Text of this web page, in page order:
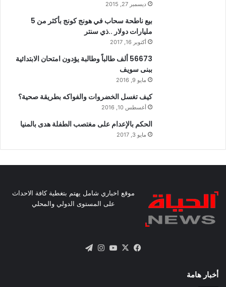
ديسمبر 27, 2015
بيع ناطحة سحاب في هونج كونج بأكثر من 5
مليارات دولار ..ذي سنتر
أكتوبر 16, 2017
56673 ألف طالباً وطالبة يؤدون امتحان الابتدائية
ببنى سويف
مايو 9, 2016
كيف تغسل الخضروات والفواكه بطريقة صحية؟
أغسطس 10, 2016
الحكم بالإعدام على مغتصب الطفلة هدى بالمنيا
مايو 3, 2017
موقع اخباري شامل يهتم بتغطية كافة الاحداث
على المستوى الدولي والمحلي
فيسبوك
X يوتيوبانستقرام
أخبار هامة